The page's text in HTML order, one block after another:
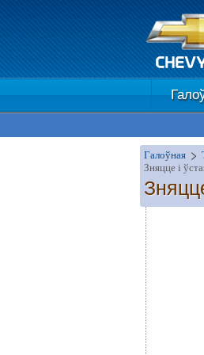
Галоўная
Зняцце і